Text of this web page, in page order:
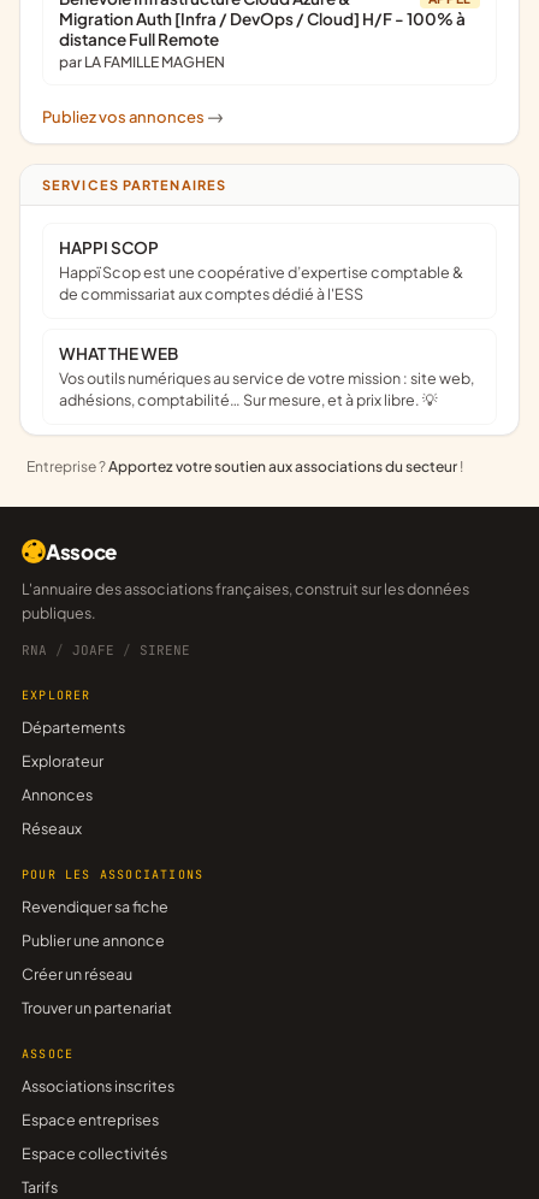
Migration Auth [Infra / DevOps / Cloud] H/F - 100% à
distance Full Remote
par LA FAMILLE MAGHEN
Publiez vos annonces ->
SERVICES PARTENAIRES
HAPPI SCOP
Happï Scop est une coopérative d’expertise comptable &
de commissariat aux comptes dédié à l'ESS
WHAT THE WEB
Vos outils numériques au service de votre mission : site web,
adhésions, comptabilité… Sur mesure, et à prix libre. 💡
Entreprise ?Apportez votre soutien aux associations du secteur !
Assoce
L'annuaire des associations françaises, construit sur les données
publiques.
RNA / JOAFE / SIRENE
EXPLORER
Départements
Explorateur
Annonces
Réseaux
POUR LES ASSOCIATIONS
Revendiquer sa fiche
Publier une annonce
Créer un réseau
Trouver un partenariat
ASSOCE
Associations inscrites
Espace entreprises
Espace collectivités
Tarifs